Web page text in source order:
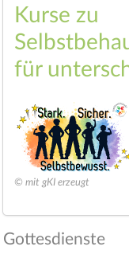
Kurse zu
für
© mit gKI erzeugt
Gottesdienste